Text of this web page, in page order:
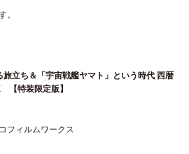
。
立ち＆「宇宙戦艦ヤマト」という時代 西暦
特装限定版】
フィルムワークス